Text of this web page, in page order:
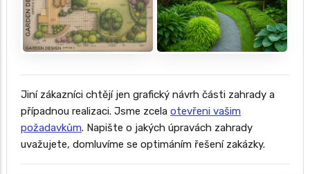
Jiní zákazníci chtějí jen grafický návrh části zahrady a
případnou realizaci. Jsme zcela otevřeni vašim
požadavkům. Napište o jakých úpravách zahrady
uvažujete, domluvíme se optimáním řešení zakázky.